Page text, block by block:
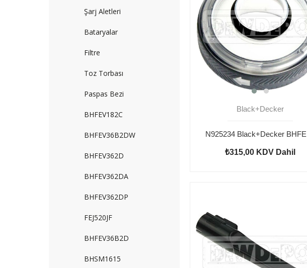
Şarj Aletleri
Bataryalar
Filtre
Toz Torbası
Paspas Bezi
BHFEV182C
BHFEV36B2DW
BHFEV362D
BHFEV362DA
BHFEV362DP
FEJ520JF
BHFEV36B2D
BHSM1615
Black+Decker
₺315,00 KDV Dahil